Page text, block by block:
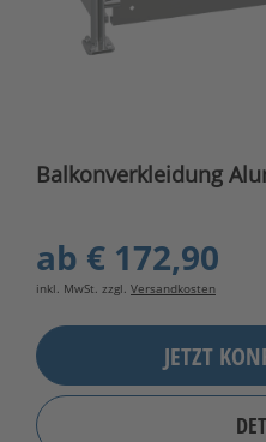
Balkonverkleidung
ab € 172,90
inkl. MwSt. zzgl. Versandkosten
JETZT